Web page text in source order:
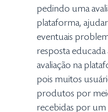
pedindo uma
plataforma,
eventuais
resposta educada
avaliação na
pois muitos
produtos por
recebidas por um